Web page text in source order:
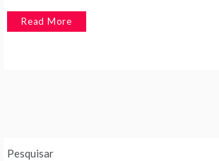
Read More
Pesquisar